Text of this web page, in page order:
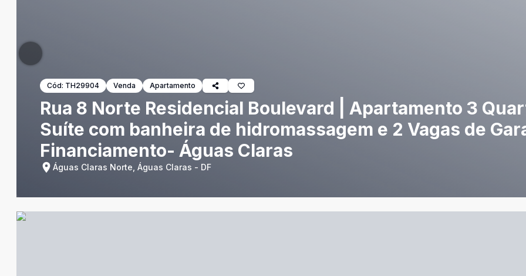
Cód: TH29904 Venda Apartamento
Rua 8 Norte Residencial Boulevard | Apartamento 3
Suíte com banheira de hidromassagem e 2 Vagas de
Financiamento- Águas Claras
Águas Claras Norte, Águas Claras - DF